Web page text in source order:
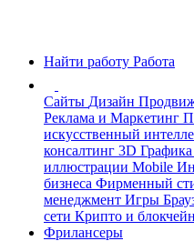
Найти работу Работа
Сайты Дизайн
Реклама и Маркетинг
искусственный
консалтинг 3D Графика
иллюстрации Mobile
бизнеса Фирменный
менеджмент Игры
сети Крипто и блокчейн
Фрилансеры